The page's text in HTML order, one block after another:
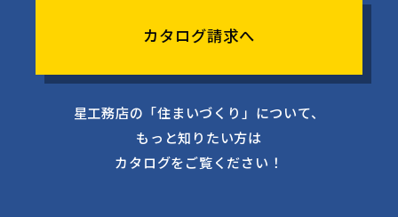
カタログ請求へ
星工務店の「住まいづくり」について、
もっと知りたい方は
カタログをご覧ください！